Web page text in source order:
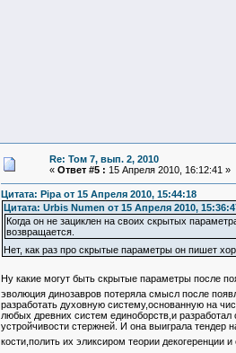
Re: Том 7, вып. 2, 2010
« Ответ #5 : 15 Апреля 2010, 16:12:41 »
Цитата: Pipa от 15 Апреля 2010, 15:44:18
Цитата: Urbis Numen от 15 Апреля 2010,
Когда он не зациклен на своих скрытых
возвращается.
Нет, как раз про скрытые параметры он пишет
Ну какие могут быть скрытые параметры после
эволюция динозавров потеряла смысл после
разработать духовную систему,основанную на
любых древних систем единоборств,и
устройчивости стержней. И она выиграла тендер
кости,полить их эликсиром теории декогеренции